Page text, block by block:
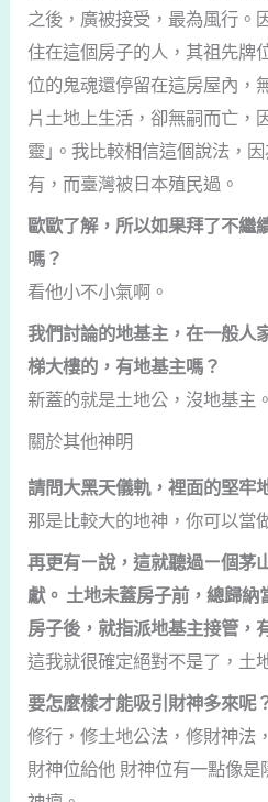
之後，廣被接受，最為風行。
住在這個房子的人，其祖先牌
位的鬼魂還停留在這房屋內，
片土地上生活，卻無嗣而亡，
靈｣。我比較相信這個說法，
有，而臺灣被日本殖民過。
歐歐了解，所以如果拜了不繼
嗎？
看他小不小氣啊。
我們討論的地基主，在一般人
梯大樓的，有地基主嗎？
新蓋的就是土地公，沒地基主。
關於其他神明
請問大黑天儀軌，裡面的堅牢
那是比較大的地神，你可以當
再更有ㄧ說，這就聽過ㄧ個茅
獻。 土地未蓋房子前，總歸
房子後，就指派地基主接管，
這我就很確定絕對不是了，土
要怎麼樣才能吸引財神多來呢
修行，修土地公法，修財神法
財神位給他 財神位有一點像是